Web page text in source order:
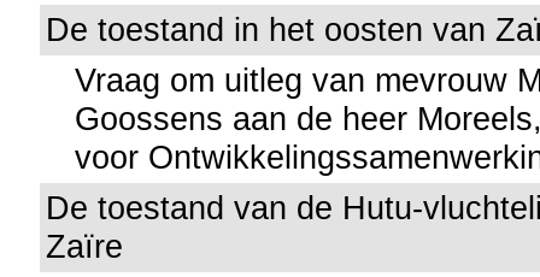
De toestand in het oosten van
Vraag om uitleg van mevrouw
Goossens aan de heer
voor
De toestand van de Hutu-
Zaïre